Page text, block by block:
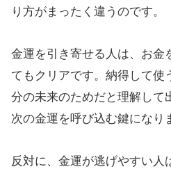
り方がまったく違うのです。
金運を引き寄せる人は、お金
てもクリアです。納得して使
分の未来のためだと理解して
次の金運を呼び込む鍵になり
反対に、金運が逃げやすい人